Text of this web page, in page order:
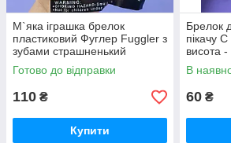
М`яка іграшка брелок
пластиковий Фуглер Fuggler з
зубами страшненький
улюбленець Фаглер
Готово до відправки
110 ₴
Купити
Брелок
пікачу
висота -
В
60 ₴